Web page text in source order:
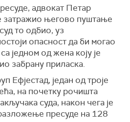
адвокат Петар
затражио његово пуштање
то одбио, уз
опасност да би могао
једном од жена коју је
забрану приласка.
Ефјестад, један од троје
на почетку рочишта
суда, након чега је
пресуде на 128